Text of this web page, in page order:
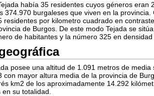
había 35 residentes cuyos géneros eran
374.970 burgaleses que viven en la
residentes por kilometro cuadrado en
de Burgos. De este modo Tejada se
de habitantes y la número 325 en
posee una altitud de 1.091 metros de
con mayor altura media de la provincia de
km2 de los aproximadamente 14.292
su totalidad.